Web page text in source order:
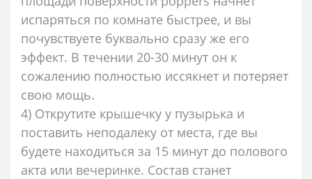
испаряться по комнате быстрее, и вы
почувствуете буквально сразу же его
эффект. В течении 20-30 минут он к
сожалению полностью иссякнет и потеряет
свою мощь.
4) Открутите крышечку у пузырька и
поставить неподалеку от места, где вы
будете находиться за 15 минут до полового
акта или вечеринке. Состав станет